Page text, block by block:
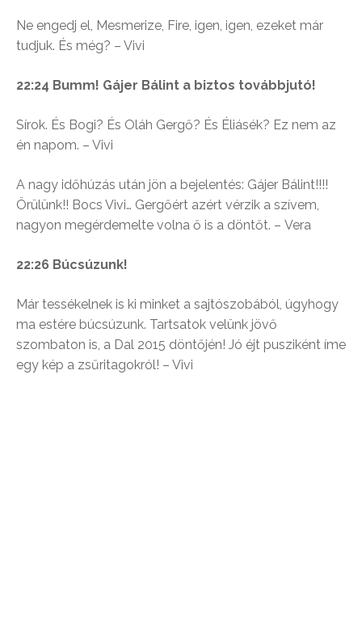
Ne engedj el, Mesmerize, Fire, igen, igen, ezeket már
tudjuk. És még? – Vivi
22:24 Bumm! Gájer Bálint a biztos továbbjutó!
Sírok. És Bogi? És Oláh Gergő? És Éliásék? Ez nem az
én napom. – Vivi
A nagy időhúzás után jön a bejelentés: Gájer Bálint!!!!
Örülünk!! Bocs Vivi… Gergőért azért vérzik a szívem,
nagyon megérdemelte volna ő is a döntőt. – Vera
22:26 Búcsúzunk!
Már tessékelnek is ki minket a sajtószobából, úgyhogy
ma estére búcsúzunk. Tartsatok velünk jövő
szombaton is, a Dal 2015 döntőjén! Jó éjt pusziként íme
egy kép a zsűritagokról! – Vivi